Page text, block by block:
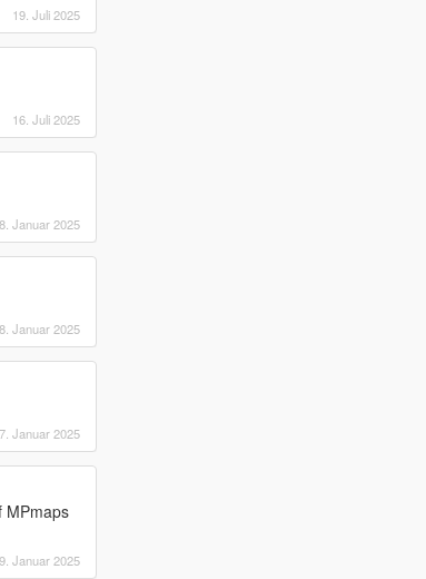
19. Juli 2025
16. Juli 2025
Januar 2025
Januar 2025
Januar 2025
MPmaps
Januar 2025